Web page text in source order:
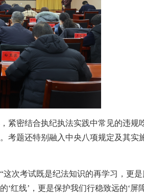
密结合执纪执法实践中常见的违规
考题还特别融入中央八项规定及其实
次考试既是纪法知识的再学习，更是
红线’，更是保护我们行稳致远的‘屏